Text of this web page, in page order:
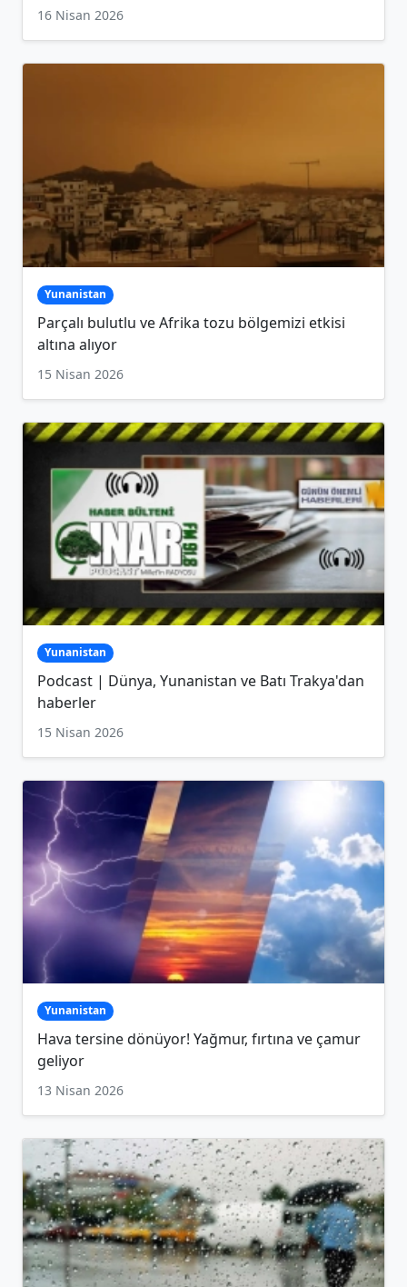
16 Nisan 2026
Yunanistan
Parçalı bulutlu ve Afrika tozu bölgemizi etkisi
altına alıyor
15 Nisan 2026
Yunanistan
Podcast | Dünya, Yunanistan ve Batı Trakya'dan
haberler
15 Nisan 2026
Yunanistan
Hava tersine dönüyor! Yağmur, fırtına ve çamur
geliyor
13 Nisan 2026